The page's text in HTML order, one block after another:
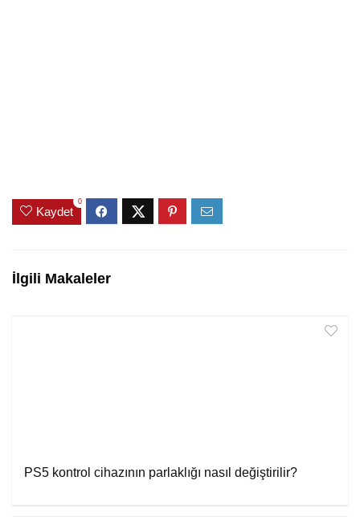
Kaydet
0
İlgili Makaleler
PS5 kontrol cihazının parlaklığı nasıl değiştirilir?